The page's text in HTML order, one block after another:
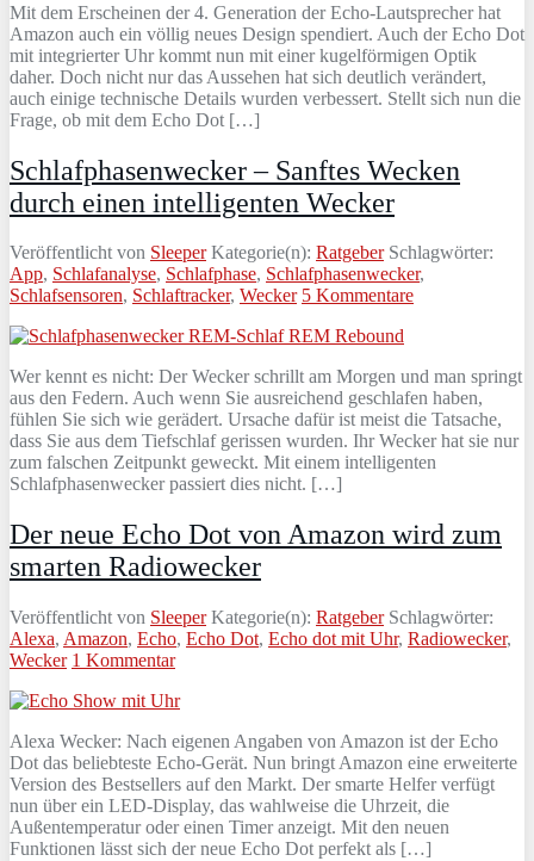
Mit dem Erscheinen der 4. Generation der Echo-Lautsprecher hat
Amazon auch ein völlig neues Design spendiert. Auch der Echo Dot
mit integrierter Uhr kommt nun mit einer kugelförmigen Optik
daher. Doch nicht nur das Aussehen hat sich deutlich verändert,
auch einige technische Details wurden verbessert. Stellt sich nun die
Frage, ob mit dem Echo Dot […]
Schlafphasenwecker – Sanftes Wecken
durch einen intelligenten Wecker
Veröffentlicht von Sleeper Kategorie(n): RatgeberSchlagwörter:
App, Schlafanalyse, Schlafphase, Schlafphasenwecker,
Schlafsensoren, Schlaftracker, Wecker 5 Kommentare
Wer kennt es nicht: Der Wecker schrillt am Morgen und man springt
aus den Federn. Auch wenn Sie ausreichend geschlafen haben,
fühlen Sie sich wie gerädert. Ursache dafür ist meist die Tatsache,
dass Sie aus dem Tiefschlaf gerissen wurden. Ihr Wecker hat sie nur
zum falschen Zeitpunkt geweckt. Mit einem intelligenten
Schlafphasenwecker passiert dies nicht. […]
Der neue Echo Dot von Amazon wird zum
smarten Radiowecker
Veröffentlicht von Sleeper Kategorie(n): RatgeberSchlagwörter:
Alexa, Amazon, Echo, Echo Dot, Echo dot mit Uhr, Radiowecker,
Wecker 1 Kommentar
Alexa Wecker: Nach eigenen Angaben von Amazon ist der Echo
Dot das beliebteste Echo-Gerät. Nun bringt Amazon eine erweiterte
Version des Bestsellers auf den Markt. Der smarte Helfer verfügt
nun über ein LED-Display, das wahlweise die Uhrzeit, die
Außentemperatur oder einen Timer anzeigt. Mit den neuen
Funktionen lässt sich der neue Echo Dot perfekt als […]